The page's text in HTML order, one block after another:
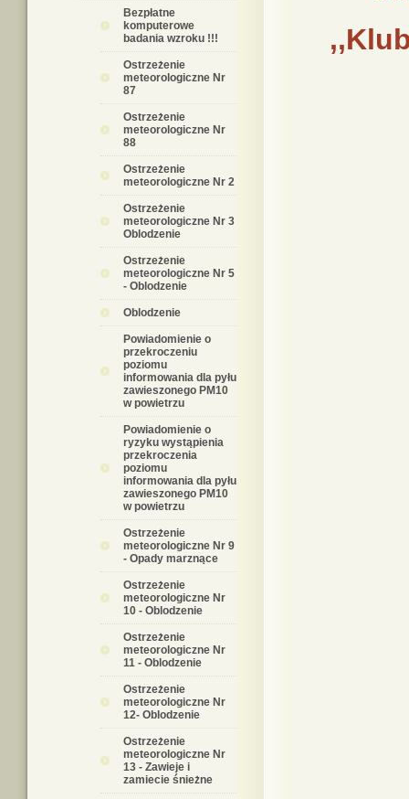
Bezpłatne
komputerowe
badania wzroku !!!
Ostrzeżenie
meteorologiczne Nr
87
Ostrzeżenie
meteorologiczne Nr
88
Ostrzeżenie
meteorologiczne Nr 2
Ostrzeżenie
meteorologiczne Nr 3
Oblodzenie
Ostrzeżenie
meteorologiczne Nr 5
- Oblodzenie
Oblodzenie
Powiadomienie o
przekroczeniu
poziomu
informowania dla pyłu
zawieszonego PM10
w powietrzu
Powiadomienie o
ryzyku wystąpienia
przekroczenia
poziomu
informowania dla pyłu
zawieszonego PM10
w powietrzu
Ostrzeżenie
meteorologiczne Nr 9
- Opady marznące
Ostrzeżenie
meteorologiczne Nr
10 - Oblodzenie
Ostrzeżenie
meteorologiczne Nr
11 - Oblodzenie
Ostrzeżenie
meteorologiczne Nr
12- Oblodzenie
Ostrzeżenie
meteorologiczne Nr
13 - Zawieje i
zamiecie śnieżne